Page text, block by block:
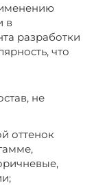
в
разработки
что
не
оттенок